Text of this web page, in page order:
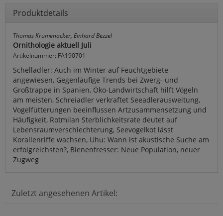
Produktdetails
Thomas Krumenacker, Einhard Bezzel
Ornithologie aktuell Juli
Artikelnummer: FA190701
Schelladler: Auch im Winter auf Feuchtgebiete
angewiesen, Gegenläufige Trends bei Zwerg- und
Großtrappe in Spanien, Öko-Landwirtschaft hilft Vögeln
am meisten, Schreiadler verkraftet Seeadlerausweitung,
Vogelfütterungen beeinflussen Artzusammensetzung und
Häufigkeit, Rotmilan Sterblichkeitsrate deutet auf
Lebensraumverschlechterung, Seevogelkot lässt
Korallenriffe wachsen, Uhu: Wann ist akustische Suche am
erfolgreichsten?, Bienenfresser: Neue Population, neuer
Zugweg
Zuletzt angesehenen Artikel: